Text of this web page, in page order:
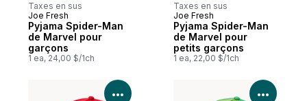
Taxes en sus
Nouveau
Joe Fresh
Pyjama Spider-Man
de Marvel pour
garçons
1 ea, 24,00 $/1ch
Taxes en sus
Nouveau
Joe Fresh
Pyjama Spider-Man
de Marvel pour
petits garçons
1 ea, 22,00 $/1ch
Voir les détails du produit Voir